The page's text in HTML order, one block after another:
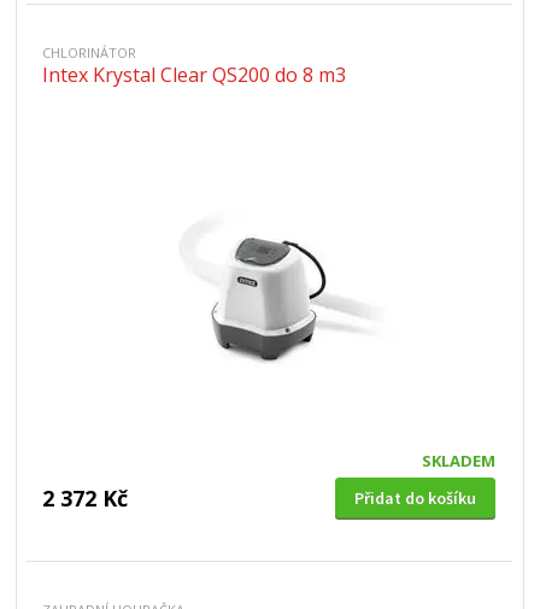
CHLORINÁTOR
Intex Krystal Clear QS200 do 8 m3
SKLADEM
2 372 Kč Přidat do košíku